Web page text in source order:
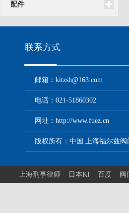
配件
联系方式
邮箱：kitzsh@163.com
电话：021-51860302
网址：http://www.fuez.cn
版权所有：中国.上海福尔兹阀
上海刑事律师 日本KI 百度 阀